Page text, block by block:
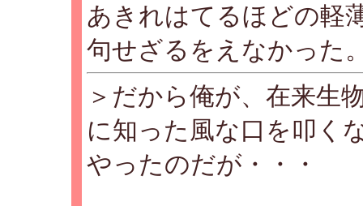
あきれはてるほどの軽
句せざるをえなかった
＞だから俺が、在来生
に知った風な口を叩く
やったのだが・・・